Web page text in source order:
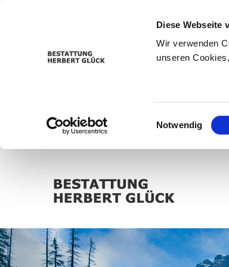
Diese Webseite
Wir verwenden
unseren
Notwendig